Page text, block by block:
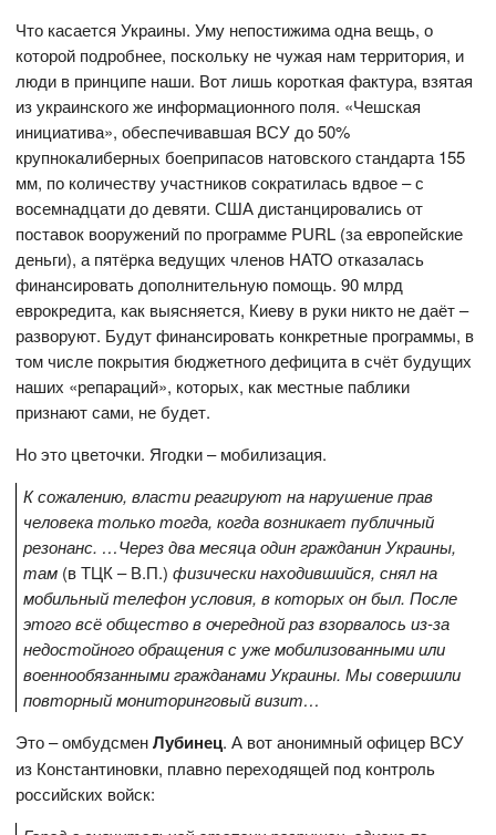
Что касается Украины. Уму непостижима одна вещь, о
которой подробнее, поскольку не чужая нам территория, и
люди в принципе наши. Вот лишь короткая фактура, взятая
из украинского же информационного поля. «Чешская
инициатива», обеспечивавшая ВСУ до 50%
крупнокалиберных боеприпасов натовского стандарта 155
мм, по количеству участников сократилась вдвое – с
восемнадцати до девяти. США дистанцировались от
поставок вооружений по программе PURL (за европейские
деньги), а пятёрка ведущих членов НАТО отказалась
финансировать дополнительную помощь. 90 млрд
еврокредита, как выясняется, Киеву в руки никто не даёт –
разворуют. Будут финансировать конкретные программы, в
том числе покрытия бюджетного дефицита в счёт будущих
наших «репараций», которых, как местные паблики
признают сами, не будет.
Но это цветочки. Ягодки – мобилизация.
К сожалению, власти реагируют на нарушение прав
человека только тогда, когда возникает публичный
резонанс. …Через два месяца один гражданин Украины,
там (в ТЦК – В.П.) физически находившийся, снял на
мобильный телефон условия, в которых он был. После
этого всё общество в очередной раз взорвалось из-за
недостойного обращения с уже мобилизованными или
военнообязанными гражданами Украины. Мы совершили
повторный мониторинговый визит…
Это – омбудсменЛубинец. А вот анонимный офицер ВСУ
из Константиновки, плавно переходящей под контроль
российских войск: